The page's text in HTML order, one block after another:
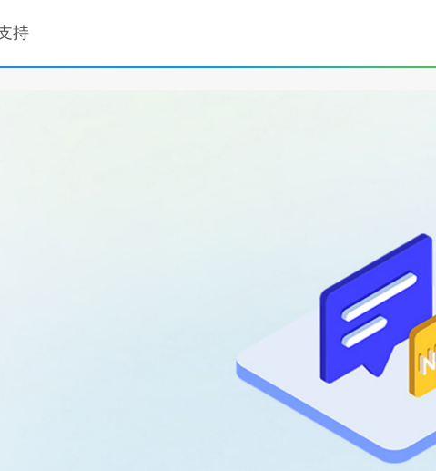
毒品。夏芮智能多年深耕毒品检测检验领域，下面夏芮智能小编就给大家介
持